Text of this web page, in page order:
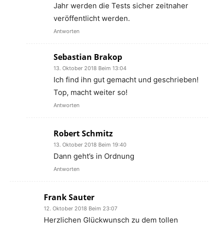
Jahr werden die Tests sicher zeitnaher
veröffentlicht werden.
Antworten
Sebastian Brakop
13. Oktober 2018 Beim 13:04
Ich find ihn gut gemacht und geschrieben!
Top, macht weiter so!
Antworten
Robert Schmitz
13. Oktober 2018 Beim 19:40
Dann geht’s in Ordnung
Antworten
Frank Sauter
12. Oktober 2018 Beim 23:07
Herzlichen Glückwunsch zu dem tollen